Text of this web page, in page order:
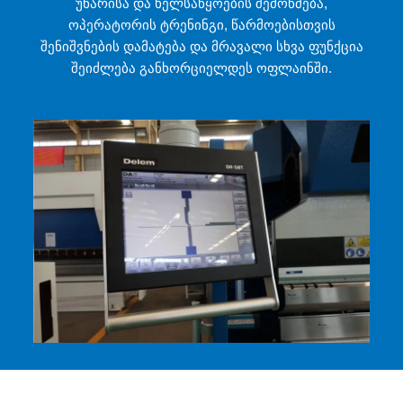
ოპერატორის ტრენინგი, წარმოებისთვის
შენიშვნების დამატება და მრავალი სხვა ფუნქცია
შეიძლება განხორციელდეს ოფლაინში.